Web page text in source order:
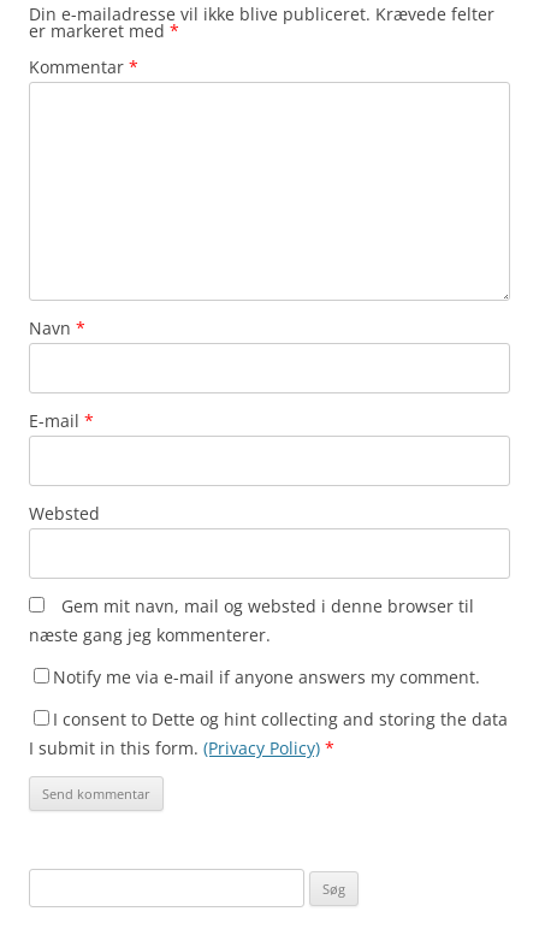
Din e-mailadresse vil ikke blive publiceret. Krævede felter
er markeret med *
Kommentar *
Navn *
E-mail *
Websted
Gem mit navn, mail og websted i denne browser til
næste gang jeg kommenterer.
Notify me via e-mail if anyone answers my comment.
I consent to Dette og hint collecting and storing the data
I submit in this form. (Privacy Policy) *
efter: